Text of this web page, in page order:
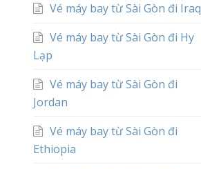
Vé máy bay từ Sài Gòn đi Iraq
Vé máy bay từ Sài Gòn đi Hy
Lạp
Vé máy bay từ Sài Gòn đi
Jordan
Vé máy bay từ Sài Gòn đi
Ethiopia